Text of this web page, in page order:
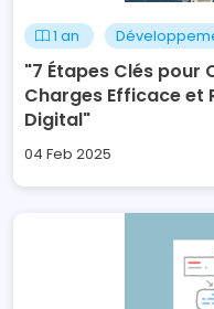
1 an
"7 Étapes Clés pour
Charges Efficace et
Digital"
04 Feb 2025